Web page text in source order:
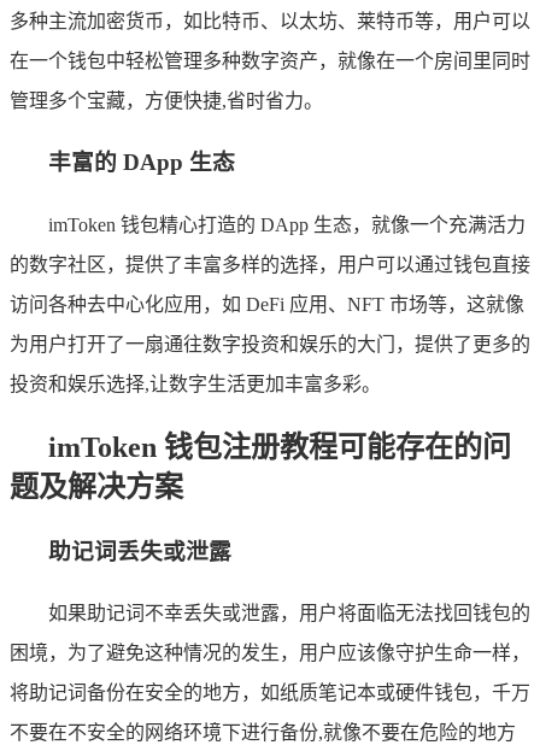
多种主流加密货币，如比特币、以太坊、莱特币等，用户可以
在一个钱包中轻松管理多种数字资产，就像在一个房间里同时
管理多个宝藏，方便快捷,省时省力。
丰富的 DApp 生态
imToken 钱包精心打造的 DApp 生态，就像一个充满活力
的数字社区，提供了丰富多样的选择，用户可以通过钱包直接
访问各种去中心化应用，如 DeFi 应用、NFT 市场等，这就像
为用户打开了一扇通往数字投资和娱乐的大门，提供了更多的
投资和娱乐选择,让数字生活更加丰富多彩。
imToken 钱包注册教程可能存在的问
题及解决方案
助记词丢失或泄露
如果助记词不幸丢失或泄露，用户将面临无法找回钱包的
困境，为了避免这种情况的发生，用户应该像守护生命一样，
将助记词备份在安全的地方，如纸质笔记本或硬件钱包，千万
不要在不安全的网络环境下进行备份,就像不要在危险的地方